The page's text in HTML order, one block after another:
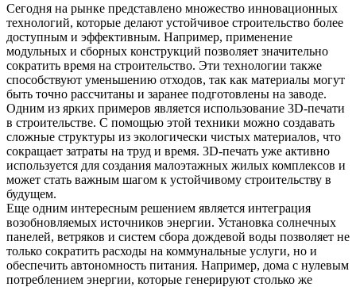
Сегодня на рынке представлено множество инновационных
технологий, которые делают устойчивое строительство более
доступным и эффективным. Например, применение
модульных и сборных конструкций позволяет значительно
сократить время на строительство. Эти технологии также
способствуют уменьшению отходов, так как материалы могут
быть точно рассчитаны и заранее подготовлены на заводе.
Одним из ярких примеров является использование 3D-печати
в строительстве. С помощью этой техники можно создавать
сложные структуры из экологически чистых материалов, что
сокращает затраты на труд и время. 3D-печать уже активно
используется для создания малоэтажных жилых комплексов и
может стать важным шагом к устойчивому строительству в
будущем.
Еще одним интересным решением является интеграция
возобновляемых источников энергии. Установка солнечных
панелей, ветряков и систем сбора дождевой воды позволяет не
только сократить расходы на коммунальные услуги, но и
обеспечить автономность питания. Например, дома с нулевым
потреблением энергии, которые генерируют столько же